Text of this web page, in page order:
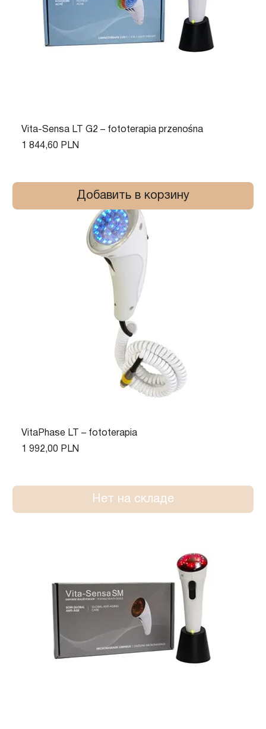
Vita-Sensa LT G2 – fototerapia przenośna
Цена
1 844,60 PLN
Добавить в корзину
VitaPhase LT – fototerapia
Цена
1 992,00 PLN
Нет на складе